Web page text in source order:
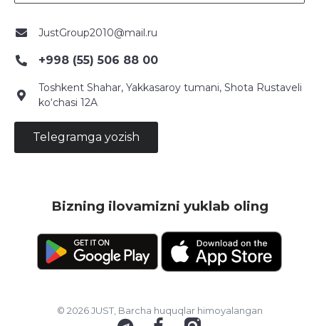
JustGroup2010@mail.ru
+998 (55) 506 88 00
Toshkent Shahar, Yakkasaroy tumani, Shota Rustaveli
ko‘chasi 12A
Telegramga yozish
Bizning ilovamizni yuklab oling
© 2026 JUST, Barcha huquqlar himoyalangan